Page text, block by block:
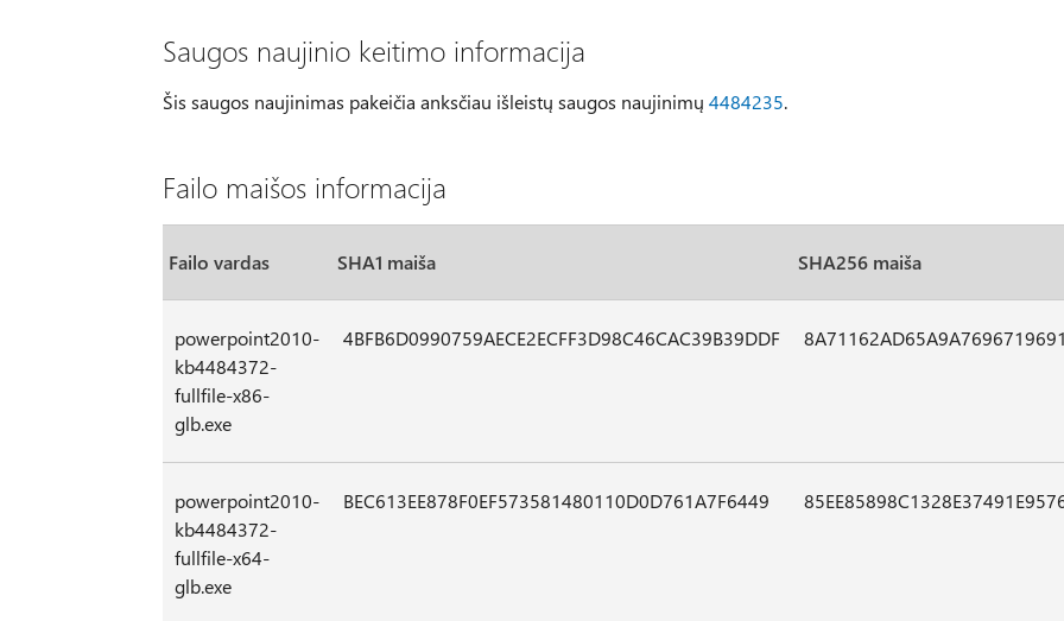
Saugos naujinio keitimo informacija
Šis saugos naujinimas pakeičia anksčiau išleistų saugos naujinimų 4484235.
Failo maišos informacija
Failo vardas SHA1 maiša SHA256 maiša
powerpoint2010-
kb4484372-
fullfile-x86-
glb.exe
4BFB6D0990759AECE2ECFF3D98C46CAC39B39DDF
powerpoint2010-
kb4484372-
fullfile-x64-
glb.exe
BEC613EE878F0EF573581480110D0D761A7F6449